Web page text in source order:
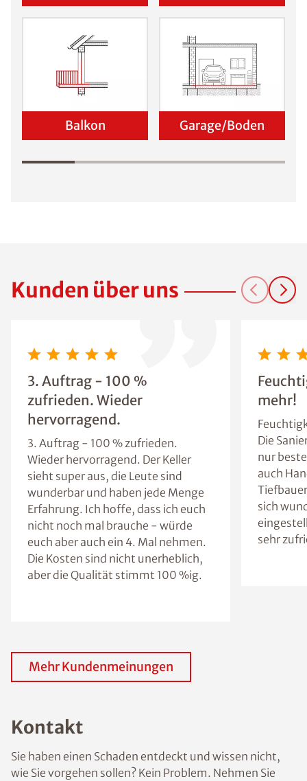
Balkon Garage/Boden
Kunden über uns
3. Auftrag - 100 %
zufrieden. Wieder
hervorragend.
3. Auftrag - 100 % zufrieden.
Wieder hervorragend. Der Keller
sieht super aus, die Leute sind
wunderbar und haben jede Menge
Erfahrung. Ich hoffe, dass ich euch
nicht noch mal brauche - würde
euch aber auch ein 4. Mal nehmen.
Die Kosten sind nicht unerheblich,
aber die Qualität stimmt 100 %ig.
mehr!
Die
nur
auch
sich
sehr
Mehr Kundenmeinungen
Kontakt
Sie haben einen Schaden entdeckt und wissen nicht,
wie Sie vorgehen sollen? Kein Problem. Nehmen Sie